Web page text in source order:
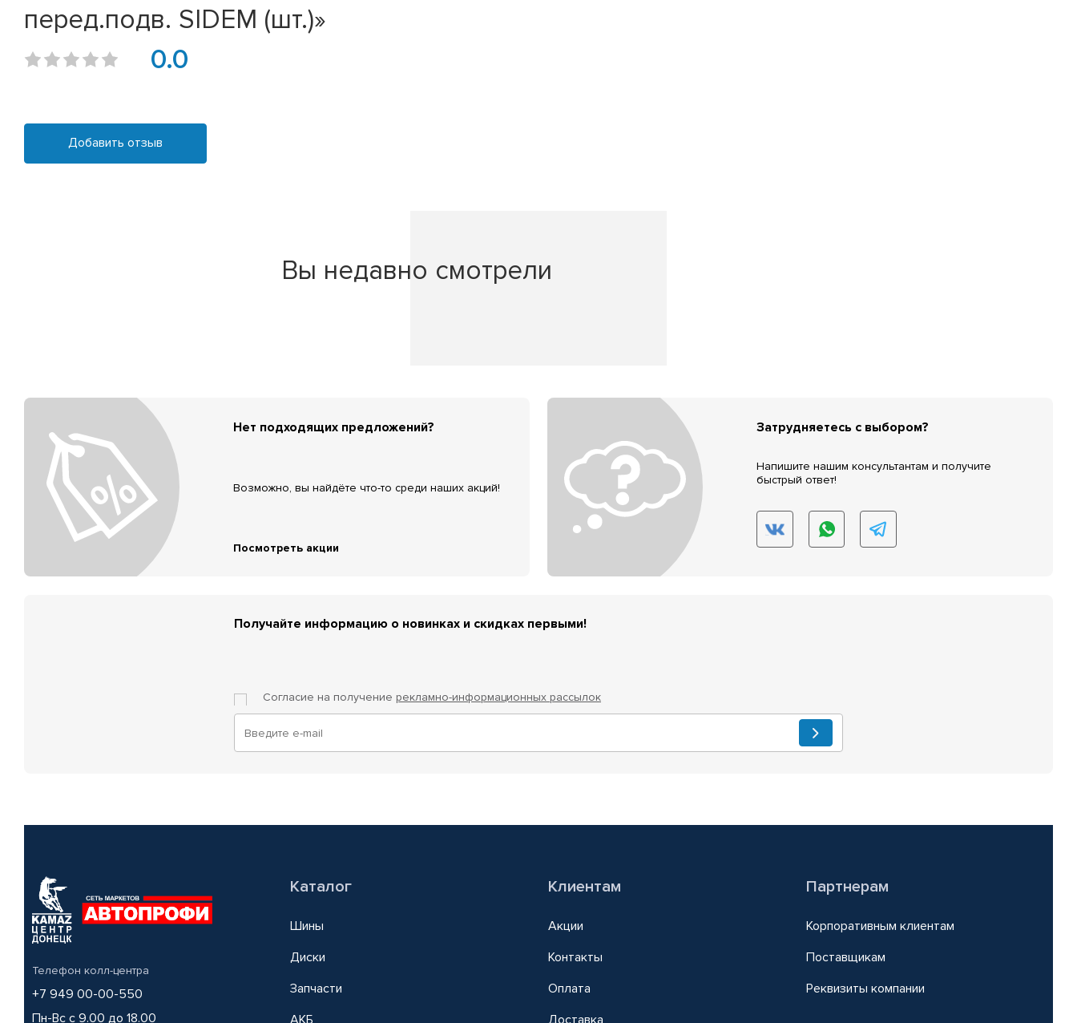
перед.подв. SIDEM (шт.)»
0.0
Добавить отзыв
Вы недавно смотрели
Нет подходящих предложений?
Возможно, вы найдёте что-то среди наших акций!
Посмотреть акции
Затрудняетесь с выбором?
Напишите нашим консультантам и получите
быстрый ответ!
Получайте информацию о новинках и скидках первыми!
Согласие на получение рекламно-информационных рассылок
Телефон колл-центра
+7 949 00-00-550
Пн-Вс с 9.00 до 18.00
Каталог
Шины
Диски
Запчасти
АКБ
Клиентам
Акции
Контакты
Оплата
Доставка
Партнерам
Корпоративным клиентам
Поставщикам
Реквизиты компании